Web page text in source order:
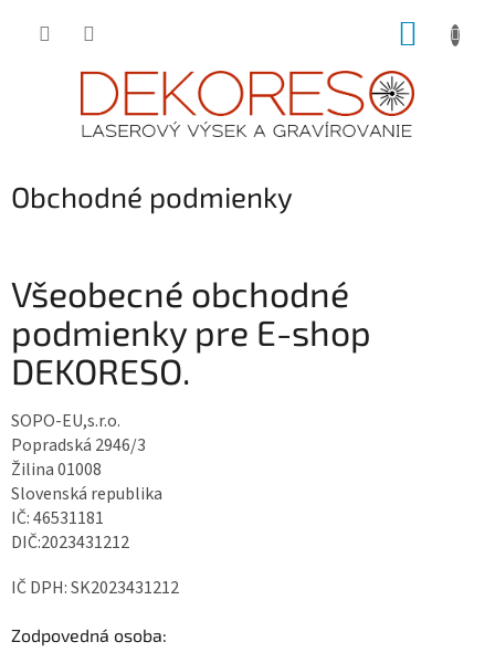
Obchodné podmienky
Všeobecné obchodné
podmienky pre E-shop
DEKORESO.
SOPO-EU,s.r.o.
Popradská 2946/3
Žilina 01008
Slovenská republika
IČ: 46531181
DIČ:2023431212
IČ DPH: SK2023431212
Zodpovedná osoba: